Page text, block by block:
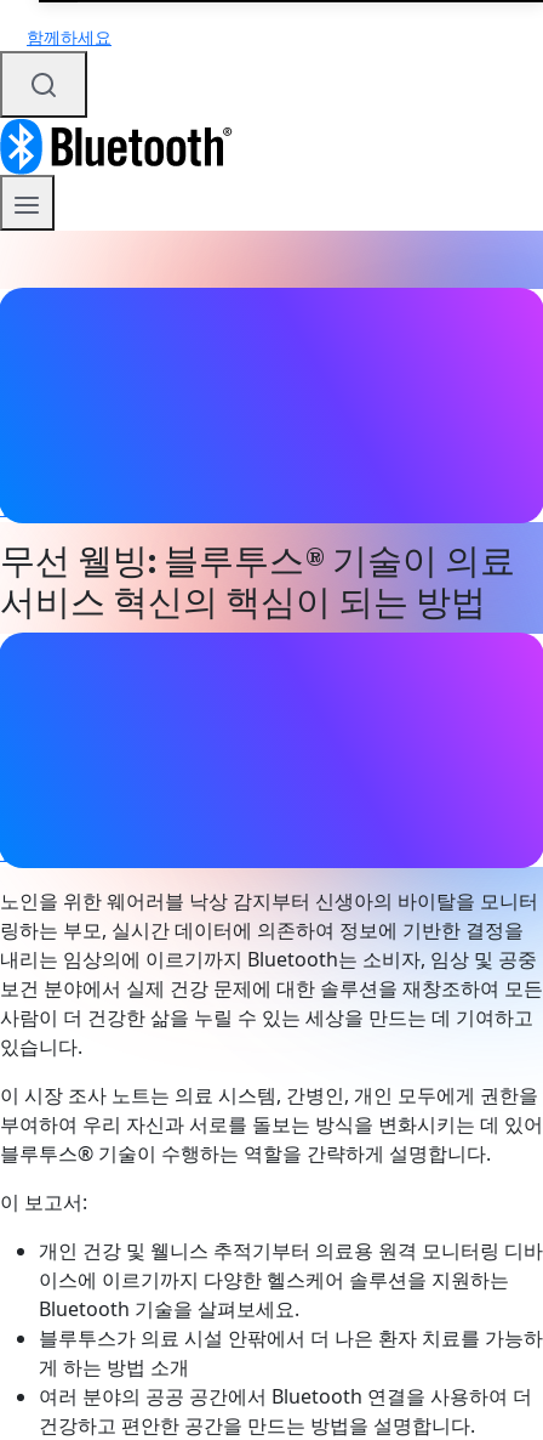
함께하세요
보고서 세부 정보
청기
무선 웰빙: 블루투스® 기술이 의료
서비스 혁신의 핵심이 되는 방법
보고서 세부 정보
청기
노인을 위한 웨어러블 낙상 감지부터 신생아의 바이탈을 모니터
링하는 부모, 실시간 데이터에 의존하여 정보에 기반한 결정을
내리는 임상의에 이르기까지 Bluetooth는 소비자, 임상 및 공중
보건 분야에서 실제 건강 문제에 대한 솔루션을 재창조하여 모든
사람이 더 건강한 삶을 누릴 수 있는 세상을 만드는 데 기여하고
있습니다.
이 시장 조사 노트는 의료 시스템, 간병인, 개인 모두에게 권한을
부여하여 우리 자신과 서로를 돌보는 방식을 변화시키는 데 있어
블루투스® 기술이 수행하는 역할을 간략하게 설명합니다.
이 보고서:
개인 건강 및 웰니스 추적기부터 의료용 원격 모니터링 디바
이스에 이르기까지 다양한 헬스케어 솔루션을 지원하는
Bluetooth 기술을 살펴보세요.
블루투스가 의료 시설 안팎에서 더 나은 환자 치료를 가능하
게 하는 방법 소개
여러 분야의 공공 공간에서 Bluetooth 연결을 사용하여 더
건강하고 편안한 공간을 만드는 방법을 설명합니다.